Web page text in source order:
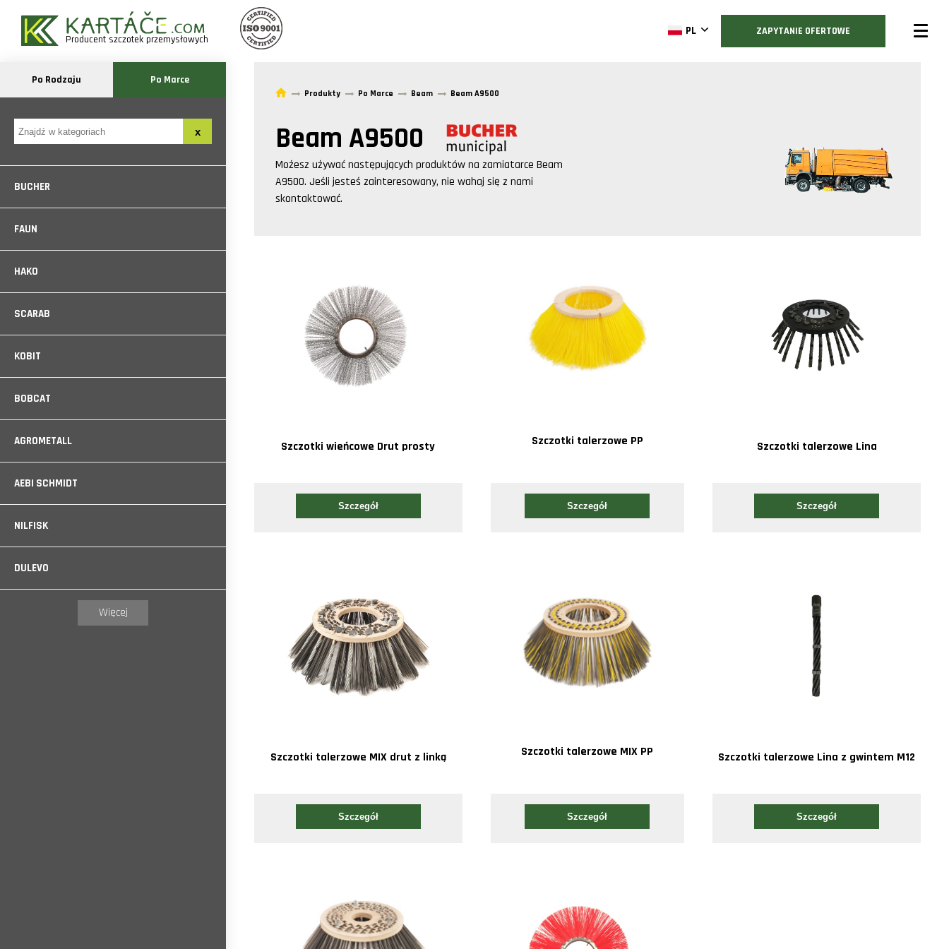
Producent szczotek przemysłowych
Po Rodzaju Po Marce
BUCHER
FAUN
HAKO
SCARAB
KOBIT
BOBCAT
AGROMETALL
AEBI SCHMIDT
NILFISK
DULEVO
Więcej
PL ZAPYTANIE OFERTOWE
Produkty Po Marce Beam Beam A9500
Beam A9500
Możesz używać następujących produktów na zamiatarce Beam
A9500. Jeśli jesteś zainteresowany, nie wahaj się z nami
skontaktować.
Szczotki wieńcowe Drut prosty
Szczegół
Szczotki talerzowe PP
Szczegół
Szczotki talerzowe Lina
Szczegół
Szczotki talerzowe MIX drut z linką
Szczegół
Szczotki talerzowe MIX PP
Szczegół
Szczotki talerzowe Lina z gwintem M12
Szczegół